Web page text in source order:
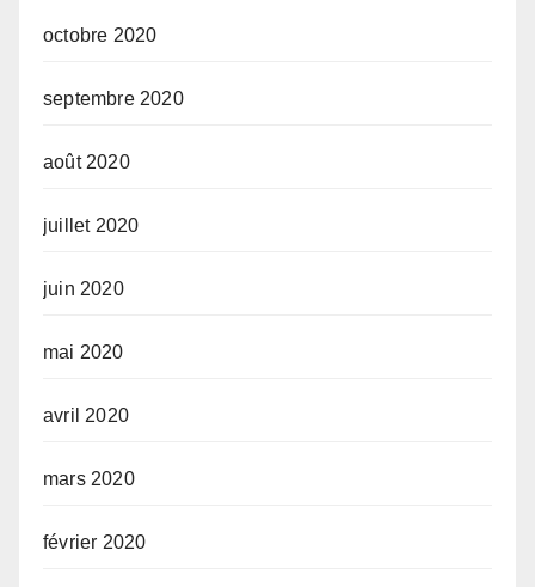
octobre 2020
septembre 2020
août 2020
juillet 2020
juin 2020
mai 2020
avril 2020
mars 2020
février 2020